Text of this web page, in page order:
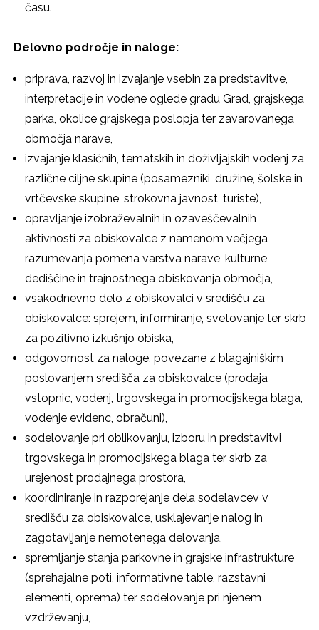
času.
Delovno področje in naloge:
priprava, razvoj in izvajanje vsebin za predstavitve,
interpretacije in vodene oglede gradu Grad, grajskega
parka, okolice grajskega poslopja ter zavarovanega
območja narave,
izvajanje klasičnih, tematskih in doživljajskih vodenj za
različne ciljne skupine (posamezniki, družine, šolske in
vrtčevske skupine, strokovna javnost, turiste),
opravljanje izobraževalnih in ozaveščevalnih
aktivnosti za obiskovalce z namenom večjega
razumevanja pomena varstva narave, kulturne
dediščine in trajnostnega obiskovanja območja,
vsakodnevno delo z obiskovalci v središču za
obiskovalce: sprejem, informiranje, svetovanje ter skrb
za pozitivno izkušnjo obiska,
odgovornost za naloge, povezane z blagajniškim
poslovanjem središča za obiskovalce (prodaja
vstopnic, vodenj, trgovskega in promocijskega blaga,
vodenje evidenc, obračuni),
sodelovanje pri oblikovanju, izboru in predstavitvi
trgovskega in promocijskega blaga ter skrb za
urejenost prodajnega prostora,
koordiniranje in razporejanje dela sodelavcev v
središču za obiskovalce, usklajevanje nalog in
zagotavljanje nemotenega delovanja,
spremljanje stanja parkovne in grajske infrastrukture
(sprehajalne poti, informativne table, razstavni
elementi, oprema) ter sodelovanje pri njenem
vzdrževanju,